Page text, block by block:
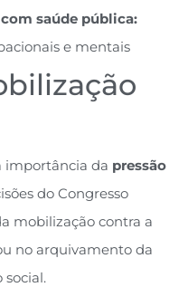
saúde pública:
e mentais
importância da pressão
do Congresso
mobilização contra a
no arquivamento da
social.